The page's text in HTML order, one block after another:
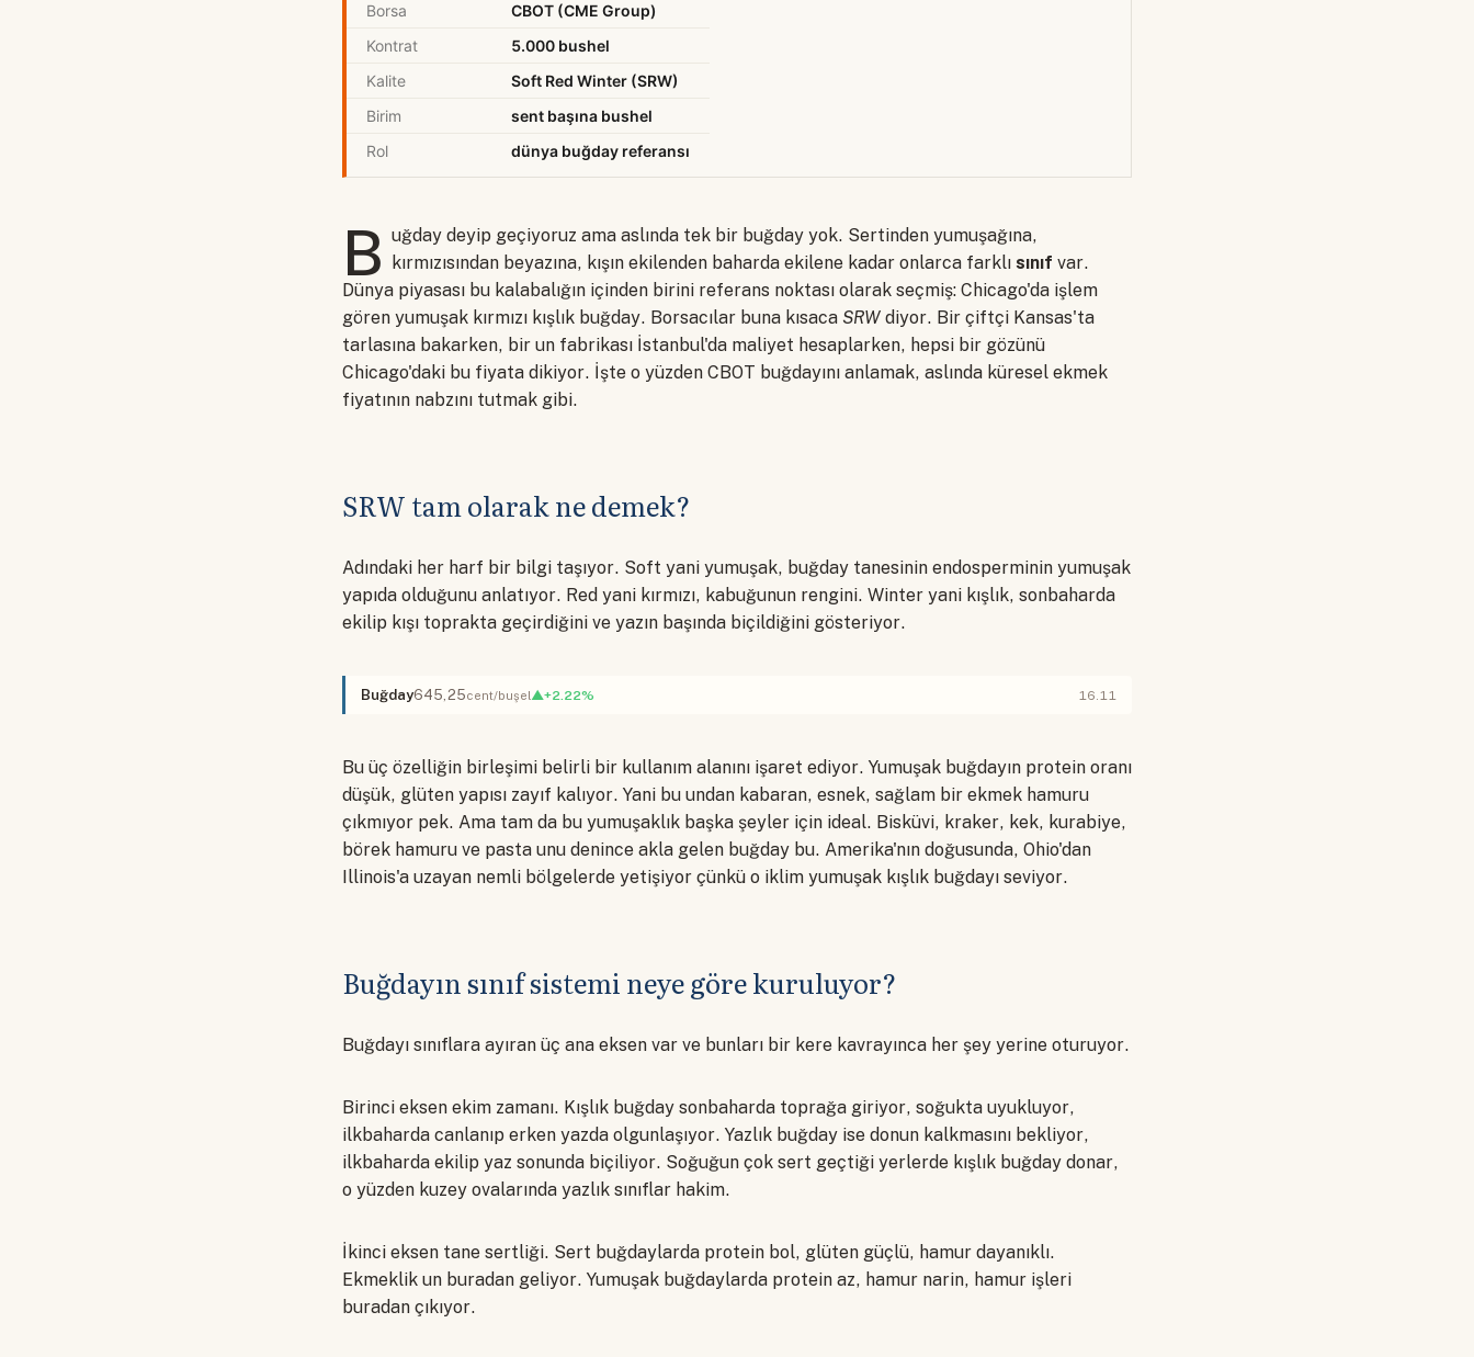
Borsa
CBOT (CME Group)
Kontrat
5.000 bushel
Kalite
Soft Red Winter (SRW)
Birim
sent başına bushel
Rol
dünya buğday referansı
B uğday deyip geçiyoruz ama aslında tek bir buğday yok. Sertinden yumuşağına,
kırmızısından beyazına, kışın ekilenden baharda ekilene kadar onlarca farklı sınıf var.
Dünya piyasası bu kalabalığın içinden birini referans noktası olarak seçmiş: Chicago'da işlem
gören yumuşak kırmızı kışlık buğday. Borsacılar buna kısaca SRW diyor. Bir çiftçi Kansas'ta
tarlasına bakarken, bir un fabrikası İstanbul'da maliyet hesaplarken, hepsi bir gözünü
Chicago'daki bu fiyata dikiyor. İşte o yüzden CBOT buğdayını anlamak, aslında küresel ekmek
fiyatının nabzını tutmak gibi.
SRW tam olarak ne demek?
Adındaki her harf bir bilgi taşıyor. Soft yani yumuşak, buğday tanesinin endosperminin yumuşak
yapıda olduğunu anlatıyor. Red yani kırmızı, kabuğunun rengini. Winter yani kışlık, sonbaharda
ekilip kışı toprakta geçirdiğini ve yazın başında biçildiğini gösteriyor.
Buğday645,25cent/buşel▲+2.22% 16.11
Bu üç özelliğin birleşimi belirli bir kullanım alanını işaret ediyor. Yumuşak buğdayın protein oranı
düşük, glüten yapısı zayıf kalıyor. Yani bu undan kabaran, esnek, sağlam bir ekmek hamuru
çıkmıyor pek. Ama tam da bu yumuşaklık başka şeyler için ideal. Bisküvi, kraker, kek, kurabiye,
börek hamuru ve pasta unu denince akla gelen buğday bu. Amerika'nın doğusunda, Ohio'dan
Illinois'a uzayan nemli bölgelerde yetişiyor çünkü o iklim yumuşak kışlık buğdayı seviyor.
Buğdayın sınıf sistemi neye göre kuruluyor?
Buğdayı sınıflara ayıran üç ana eksen var ve bunları bir kere kavrayınca her şey yerine oturuyor.
Birinci eksen ekim zamanı. Kışlık buğday sonbaharda toprağa giriyor, soğukta uyukluyor,
ilkbaharda canlanıp erken yazda olgunlaşıyor. Yazlık buğday ise donun kalkmasını bekliyor,
ilkbaharda ekilip yaz sonunda biçiliyor. Soğuğun çok sert geçtiği yerlerde kışlık buğday donar,
o yüzden kuzey ovalarında yazlık sınıflar hakim.
İkinci eksen tane sertliği. Sert buğdaylarda protein bol, glüten güçlü, hamur dayanıklı.
Ekmeklik un buradan geliyor. Yumuşak buğdaylarda protein az, hamur narin, hamur işleri
buradan çıkıyor.